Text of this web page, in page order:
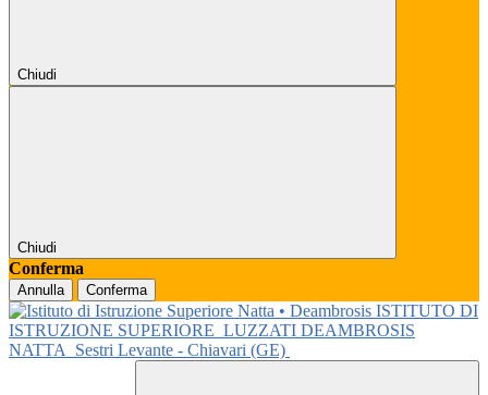
Chiudi
Chiudi
Conferma
Annulla Conferma
ISTITUTO DI
ISTRUZIONE SUPERIORE LUZZATI DEAMBROSIS
NATTA
Sestri Levante - Chiavari (GE)